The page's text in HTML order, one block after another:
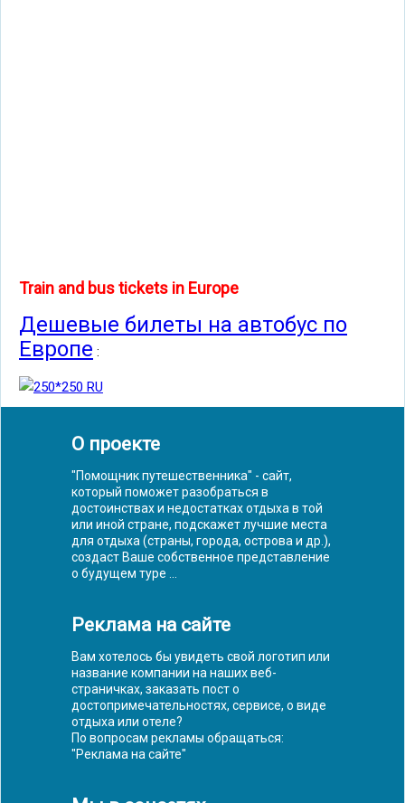
Train and bus tickets in Europe
Дешевые билеты на автобус по
Европе :
О проекте
"Помощник путешественника" - сайт,
который поможет разобраться в
достоинствах и недостатках отдыха в той
или иной стране, подскажет лучшие места
для отдыха (страны, города, острова и др.),
создаст Ваше собственное представление
о будущем туре ...
Реклама на сайте
Вам хотелось бы увидеть свой логотип или
название компании на наших веб-
страничках, заказать пост о
достопримечательностях, сервисе, о виде
отдыха или отеле?
По вопросам рекламы обращаться:
"Реклама на сайте"